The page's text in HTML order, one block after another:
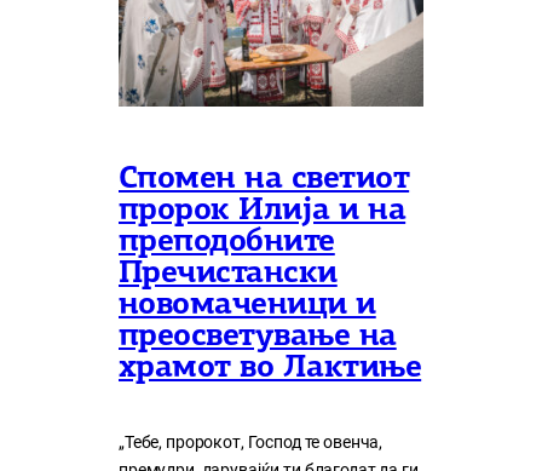
Спомен на светиот
пророк Илија и на
преподобните
Пречистански
новомаченици и
преосветување на
храмот во Лактиње
„Тебе, пророкот, Господ те овенча,